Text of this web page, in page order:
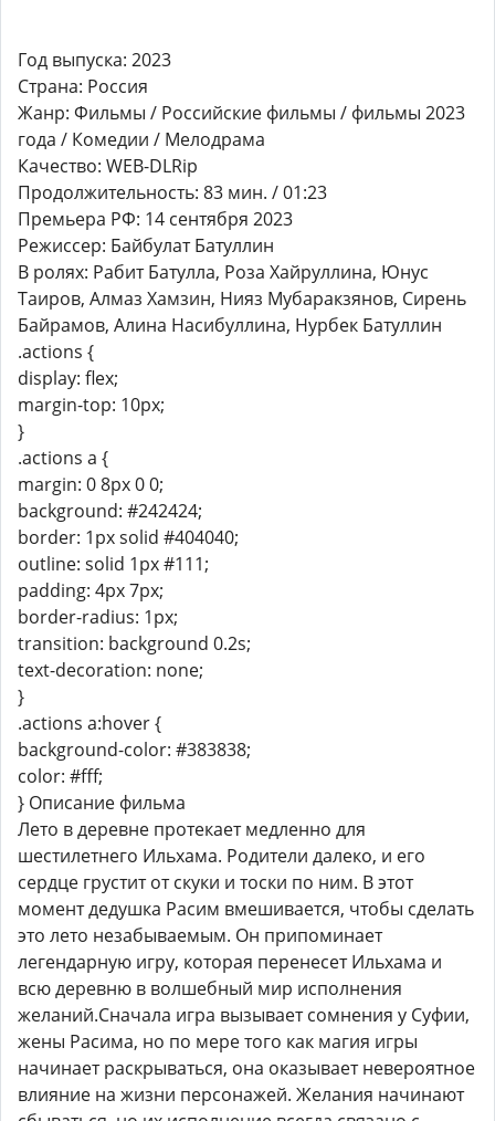
Год выпуска: 2023
Страна: Россия
Жанр: Фильмы / Российские фильмы / фильмы 2023
года / Комедии / Мелодрама
Качество: WEB-DLRip
Продолжительность: 83 мин. / 01:23
Премьера РФ: 14 сентября 2023
Режиссер: Байбулат Батуллин
В ролях: Рабит Батулла, Роза Хайруллина, Юнус
Таиров, Алмаз Хамзин, Нияз Мубаракзянов, Сирень
Байрамов, Алина Насибуллина, Нурбек Батуллин
.actions {
display: flex;
margin-top: 10px;
}
.actions a {
margin: 0 8px 0 0;
background: #242424;
border: 1px solid #404040;
outline: solid 1px #111;
padding: 4px 7px;
border-radius: 1px;
transition: background 0.2s;
text-decoration: none;
}
.actions a:hover {
background-color: #383838;
color: #fff;
} Описание фильма
Лето в деревне протекает медленно для
шестилетнего Ильхама. Родители далеко, и его
сердце грустит от скуки и тоски по ним. В этот
момент дедушка Расим вмешивается, чтобы сделать
это лето незабываемым. Он припоминает
легендарную игру, которая перенесет Ильхама и
всю деревню в волшебный мир исполнения
желаний.Сначала игра вызывает сомнения у Суфии,
жены Расима, но по мере того как магия игры
начинает раскрываться, она оказывает невероятное
влияние на жизни персонажей. Желания начинают